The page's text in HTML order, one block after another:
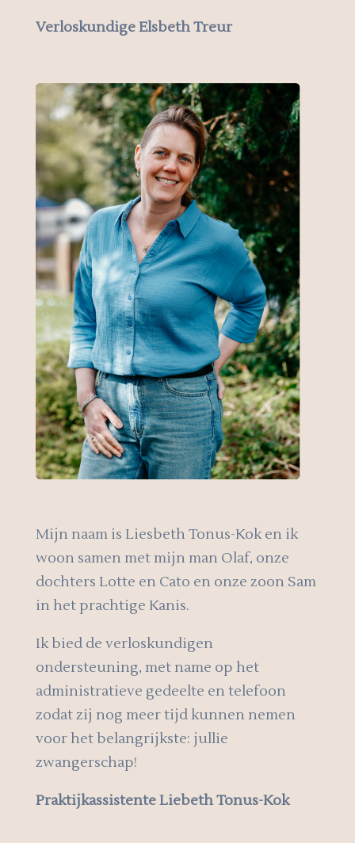
Verloskundige Elsbeth Treur
Mijn naam is Liesbeth Tonus-Kok en ik
woon samen met mijn man Olaf, onze
dochters Lotte en Cato en onze zoon Sam
in het prachtige Kanis.
Ik bied de verloskundigen
ondersteuning, met name op het
administratieve gedeelte en telefoon
zodat zij nog meer tijd kunnen nemen
voor het belangrijkste: jullie
zwangerschap!
Praktijkassistente Liebeth Tonus-Kok